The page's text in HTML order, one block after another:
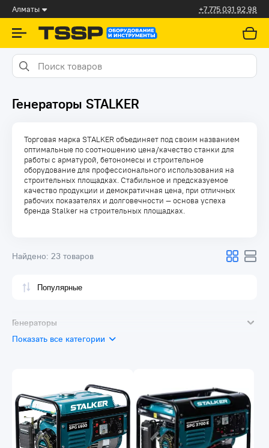
Алматы +7 775 031 92 98
Генераторы STALKER
Торговая марка STALKER объединяет под своим названием
оптимальные по соотношению цена/качество станки для
работы с арматурой, бетономесы и строительное
оборудование для профессионального использования на
строительных площадках. Стабильное и предсказуемое
качество продукции и демократичная цена, при отличных
рабочих показателях и долговечности — основа успеха
бренда Stalker на строительных площадках.
Найдено: 23 товаров
Генераторы
Портативные генераторы
Показать все категории